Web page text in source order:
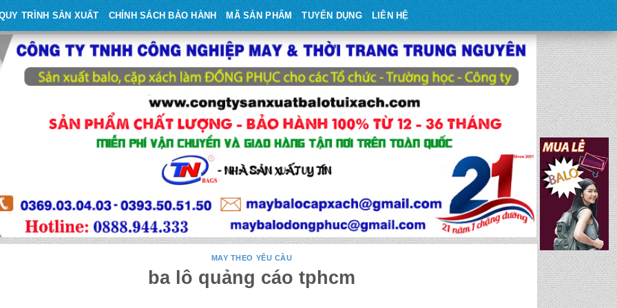
TRÌNH SẢN XUẤT CHÍNH SÁCH BẢO HÀNH MÃ SẢN PHẨM TUYỂN DỤNG LIÊN HỆ
MAY THEO YÊU CẦU
ba lô quảng cáo tphcm